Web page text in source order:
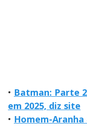
• Batman: Parte
em 2025, diz site
• Homem-